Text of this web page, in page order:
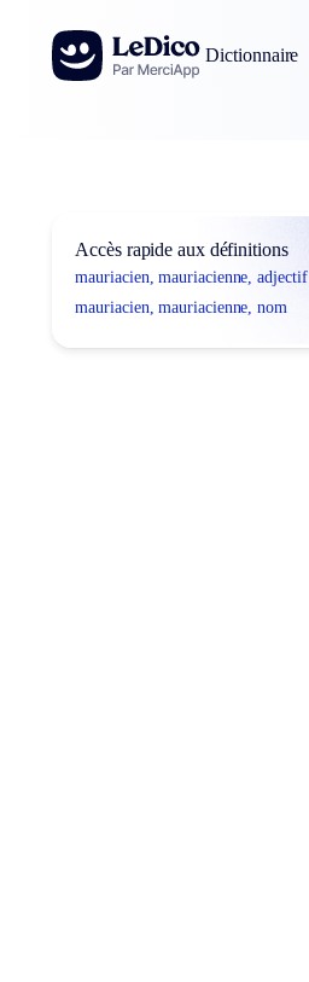
Aller au contenu
Dictionnaire
Accès rapide aux définitions
mauriacien, mauriacienne, adjectif
mauriacien, mauriacienne, nom